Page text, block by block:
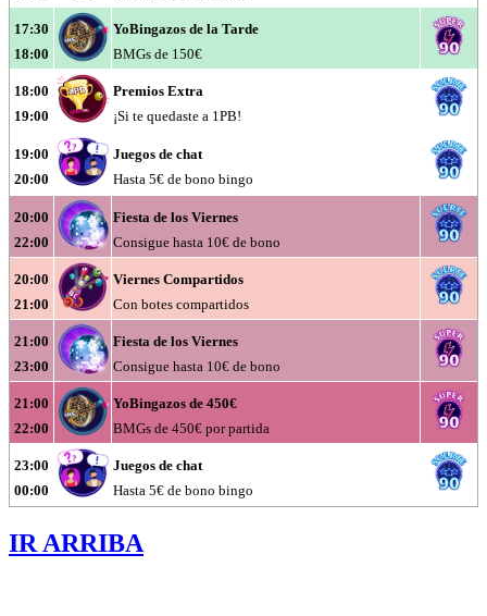
17:30
18:00
YoBingazos de la Tarde
BMGs de 150€
18:00
19:00
Premios Extra
¡Si te quedaste a 1PB!
19:00
20:00
Juegos de chat
Hasta 5€ de bono bingo
20:00
22:00
Fiesta de los Viernes
Consigue hasta 10€ de bono
20:00
21:00
Viernes Compartidos
Con botes compartidos
21:00
23:00
Fiesta de los Viernes
Consigue hasta 10€ de bono
21:00
22:00
YoBingazos de 450€
BMGs de 450€ por partida
23:00
00:00
Juegos de chat
Hasta 5€ de bono bingo
IR ARRIBA